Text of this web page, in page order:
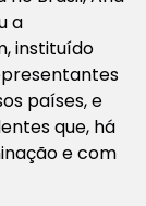
a
instituído
países, e
que, há
e com